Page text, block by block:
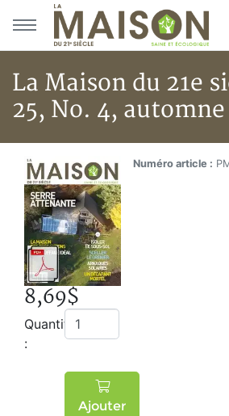
Aller au menu principal
Aller au contenu principal
La Maison du 21e
25, No. 4, automne
Accueil
Boutique
La Maison du 21e siècle Vol. 25,
Numéro article :
La Maison du 21e
8,69$
Quantité
:
Ajouter